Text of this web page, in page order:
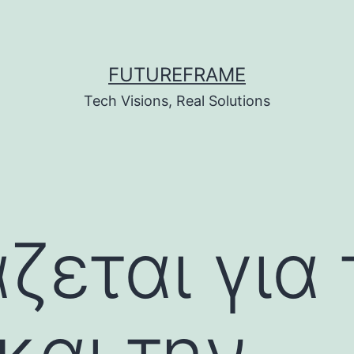
FUTUREFRAME
Tech Visions, Real Solutions
για